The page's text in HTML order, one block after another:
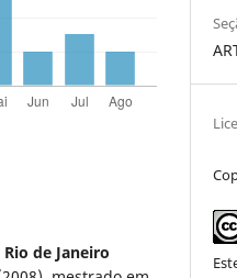
de Janeiro